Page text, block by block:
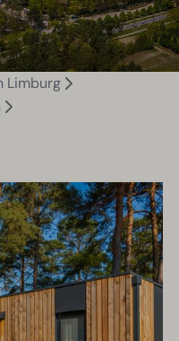
Limburg